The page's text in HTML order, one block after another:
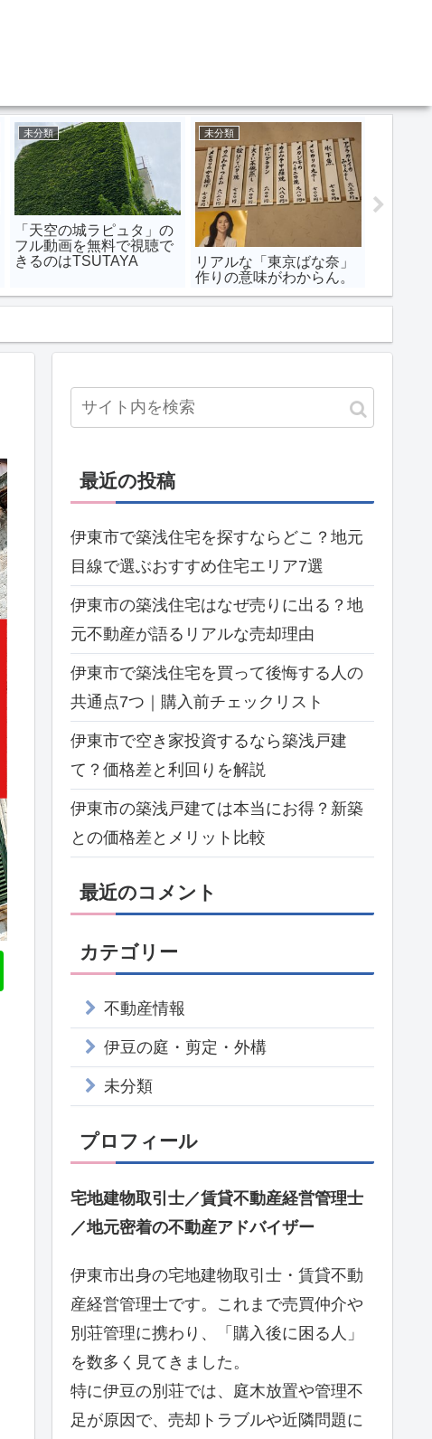
未分類
「天空の城ラピュタ」の
フル動画を無料で視聴で
きるのはTSUTAYA
未分類
リアルな「東京ばな奈」
作りの意味がわからん。
最近の投稿
伊東市で築浅住宅を探すならどこ？地元
目線で選ぶおすすめ住宅エリア7選
伊東市の築浅住宅はなぜ売りに出る？地
元不動産が語るリアルな売却理由
伊東市で築浅住宅を買って後悔する人の
共通点7つ｜購入前チェックリスト
伊東市で空き家投資するなら築浅戸建
て？価格差と利回りを解説
伊東市の築浅戸建ては本当にお得？新築
との価格差とメリット比較
最近のコメント
カテゴリー
不動産情報
伊豆の庭・剪定・外構
未分類
プロフィール
宅地建物取引士／賃貸不動産経営管理士
／地元密着の不動産アドバイザー
伊東市出身の宅地建物取引士・賃貸不動
産経営管理士です。これまで売買仲介や
別荘管理に携わり、「購入後に困る人」
を数多く見てきました。
特に伊豆の別荘では、庭木放置や管理不
足が原因で、売却トラブルや近隣問題に